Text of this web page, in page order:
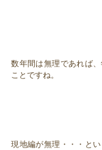
数年間は無理であれば
ことですね。
現地編が無理・・・と